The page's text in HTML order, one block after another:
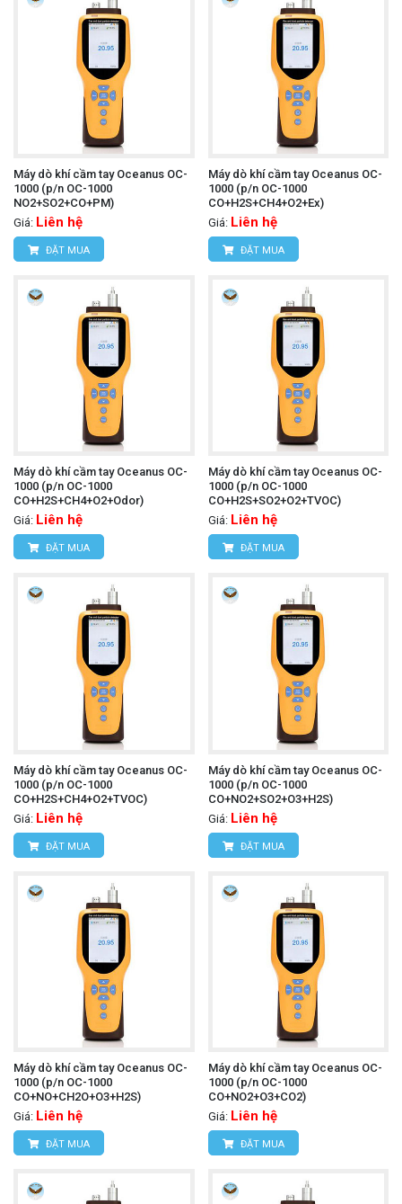
Máy dò khí cầm tay Oceanus OC-
1000 (p/n OC-1000
NO2+SO2+CO+PM)
Giá: Liên hệ
ĐẶT MUA
Máy dò khí cầm tay Oceanus OC-
1000 (p/n OC-1000
CO+H2S+CH4+O2+Ex)
Giá: Liên hệ
ĐẶT MUA
Máy dò khí cầm tay Oceanus OC-
1000 (p/n OC-1000
CO+H2S+CH4+O2+Odor)
Giá: Liên hệ
ĐẶT MUA
Máy dò khí cầm tay Oceanus OC-
1000 (p/n OC-1000
CO+H2S+SO2+O2+TVOC)
Giá: Liên hệ
ĐẶT MUA
Máy dò khí cầm tay Oceanus OC-
1000 (p/n OC-1000
CO+H2S+CH4+O2+TVOC)
Giá: Liên hệ
ĐẶT MUA
Máy dò khí cầm tay Oceanus OC-
1000 (p/n OC-1000
CO+NO2+SO2+O3+H2S)
Giá: Liên hệ
ĐẶT MUA
Máy dò khí cầm tay Oceanus OC-
1000 (p/n OC-1000
CO+NO+CH2O+O3+H2S)
Giá: Liên hệ
ĐẶT MUA
Máy dò khí cầm tay Oceanus OC-
1000 (p/n OC-1000
CO+NO2+O3+CO2)
Giá: Liên hệ
ĐẶT MUA